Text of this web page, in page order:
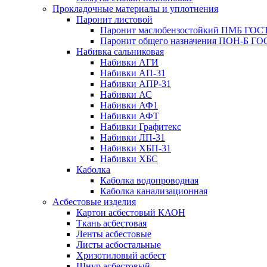
Прокладочные материалы и уплотнения
Паронит листовой
Паронит маслобензостойкий ПМБ
Паронит общего назначения ПОН-Б
Набивка сальниковая
Набивки АГИ
Набивки АП-31
Набивки АПР-31
Набивки АС
Набивки АФ1
Набивки АФТ
Набивки Графитекс
Набивки ЛП-31
Набивки ХБП-31
Набивки ХБС
Каболка
Каболка водопроводная
Каболка канализационная
Асбестовые изделия
Картон асбестовый КАОН
Ткань асбестовая
Ленты асбестовые
Листы асбостальные
Хризотиловый асбеcт